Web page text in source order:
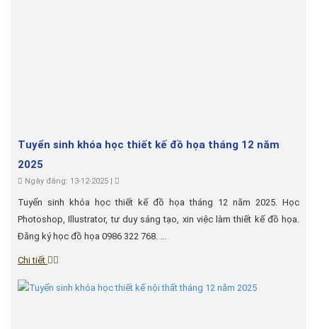
Tuyển sinh khóa học thiết kế đồ họa tháng 12 năm
2025
Ngày đăng: 13-12-2025 |
Tuyển sinh khóa học thiết kế đồ họa tháng 12 năm 2025. Học
Photoshop, Illustrator, tư duy sáng tạo, xin việc làm thiết kế đồ họa.
Đăng ký học đồ họa 0986 322 768. ...
Chi tiết